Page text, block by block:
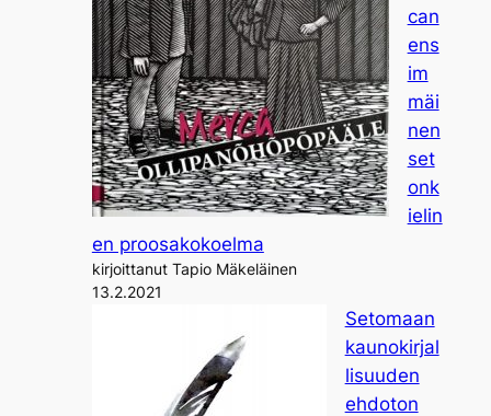
can
ens
im
mäi
nen
set
onk
ielin
en proosakokoelma
kirjoittanut Tapio Mäkeläinen
13.2.2021
Setomaan
kaunokirjal
lisuuden
ehdoton